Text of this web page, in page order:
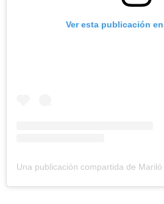
Ver esta publicación